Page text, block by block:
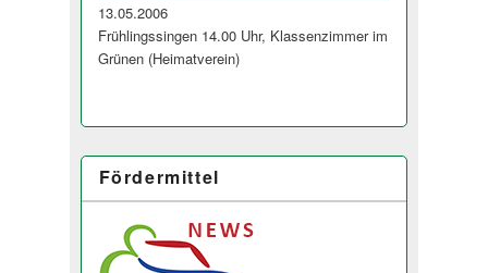
13.05.2006
Frühlingssingen 14.00 Uhr, Klassenzimmer im
Grünen (Heimatverein)
Fördermittel